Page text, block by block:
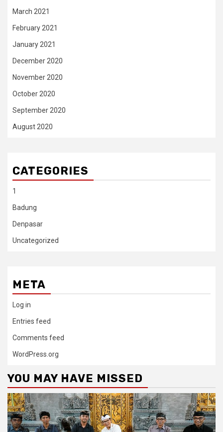
March 2021
February 2021
January 2021
December 2020
November 2020
October 2020
September 2020
August 2020
CATEGORIES
1
Badung
Denpasar
Uncategorized
META
Log in
Entries feed
Comments feed
WordPress.org
YOU MAY HAVE MISSED